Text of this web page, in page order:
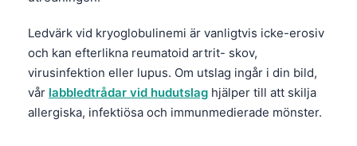
Ledvärk vid kryoglobulinemi är vanligtvis icke-erosiv
och kan efterlikna reumatoid artrit- skov,
virusinfektion eller lupus. Om utslag ingår i din bild,
vår labbledtrådar vid hudutslag hjälper till att skilja
allergiska, infektiösa och immunmedierade mönster.
Català
Қазақ тілі
Suomi
Hrvatski
Slovenčina